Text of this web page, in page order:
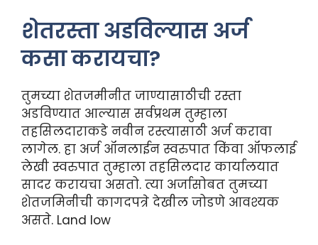
शेतरस्ता अडविल्यास अर्ज
कसा करायचा?
तुमच्या शेतजमीनीत जाण्यासाठीची रस्ता
अडविण्यात आल्यास सर्वप्रथम तुम्हाला
तहसिलदाराकडे नवीन रस्त्यासाठी अर्ज करावा
लागेल. हा अर्ज ऑनलाईन स्वरुपात किंवा ऑफलाई
लेखी स्वरुपात तुम्हाला तहसिलदार कार्यालयात
सादर करायचा असतो. त्या अर्जासोबत तुमच्या
शेतजमिनीची कागदपत्रे देखील जोडणे आवश्यक
असते. Land low